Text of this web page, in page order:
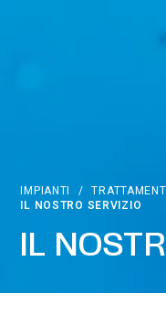
IMPIANTI /
IL NOSTRO SERVIZIO
IL